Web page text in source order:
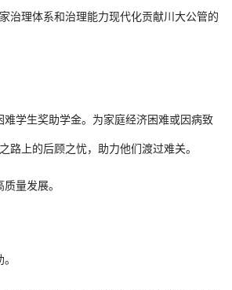
治理体系和治理能力现代化贡献川大公管的
难学生奖助学金。为家庭经济困难或因病致
路上的后顾之忧，助力他们渡过难关。
量发展。